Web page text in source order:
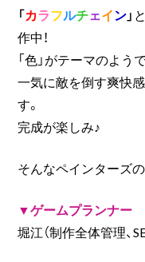
「カラフルチェイン」
作中！
「色」がテーマのよう
一気に敵を倒す爽快
す。
完成が楽しみ♪
そんなペインターズ
▼ゲームプランナー
堀江（制作全体管理、